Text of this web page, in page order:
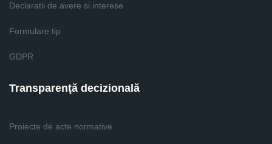
Declaratii de avere si interese
Formulare tip
GDPR
Transparenţă decizională
Proiecte de acte normative